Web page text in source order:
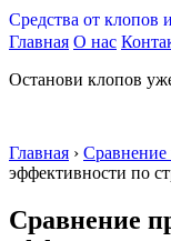
Средства от клопов
Главная О нас
Останови клопов
Главная › Сравнение
эффективности по
Сравнение